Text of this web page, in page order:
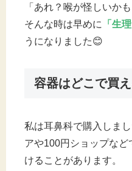
「あれ？喉が怪しいか
そんな時は早めに
「生
うになりました😊
容器はどこで買
私は耳鼻科で購入しま
アや100円ショップな
けることがあります。